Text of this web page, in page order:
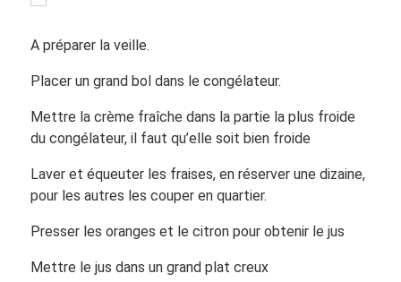
A préparer la veille.
Placer un grand bol dans le congélateur.
Mettre la crème fraîche dans la partie la plus froide
du congélateur, il faut qu’elle soit bien froide
Laver et équeuter les fraises, en réserver une dizaine,
pour les autres les couper en quartier.
Presser les oranges et le citron pour obtenir le jus
Mettre le jus dans un grand plat creux